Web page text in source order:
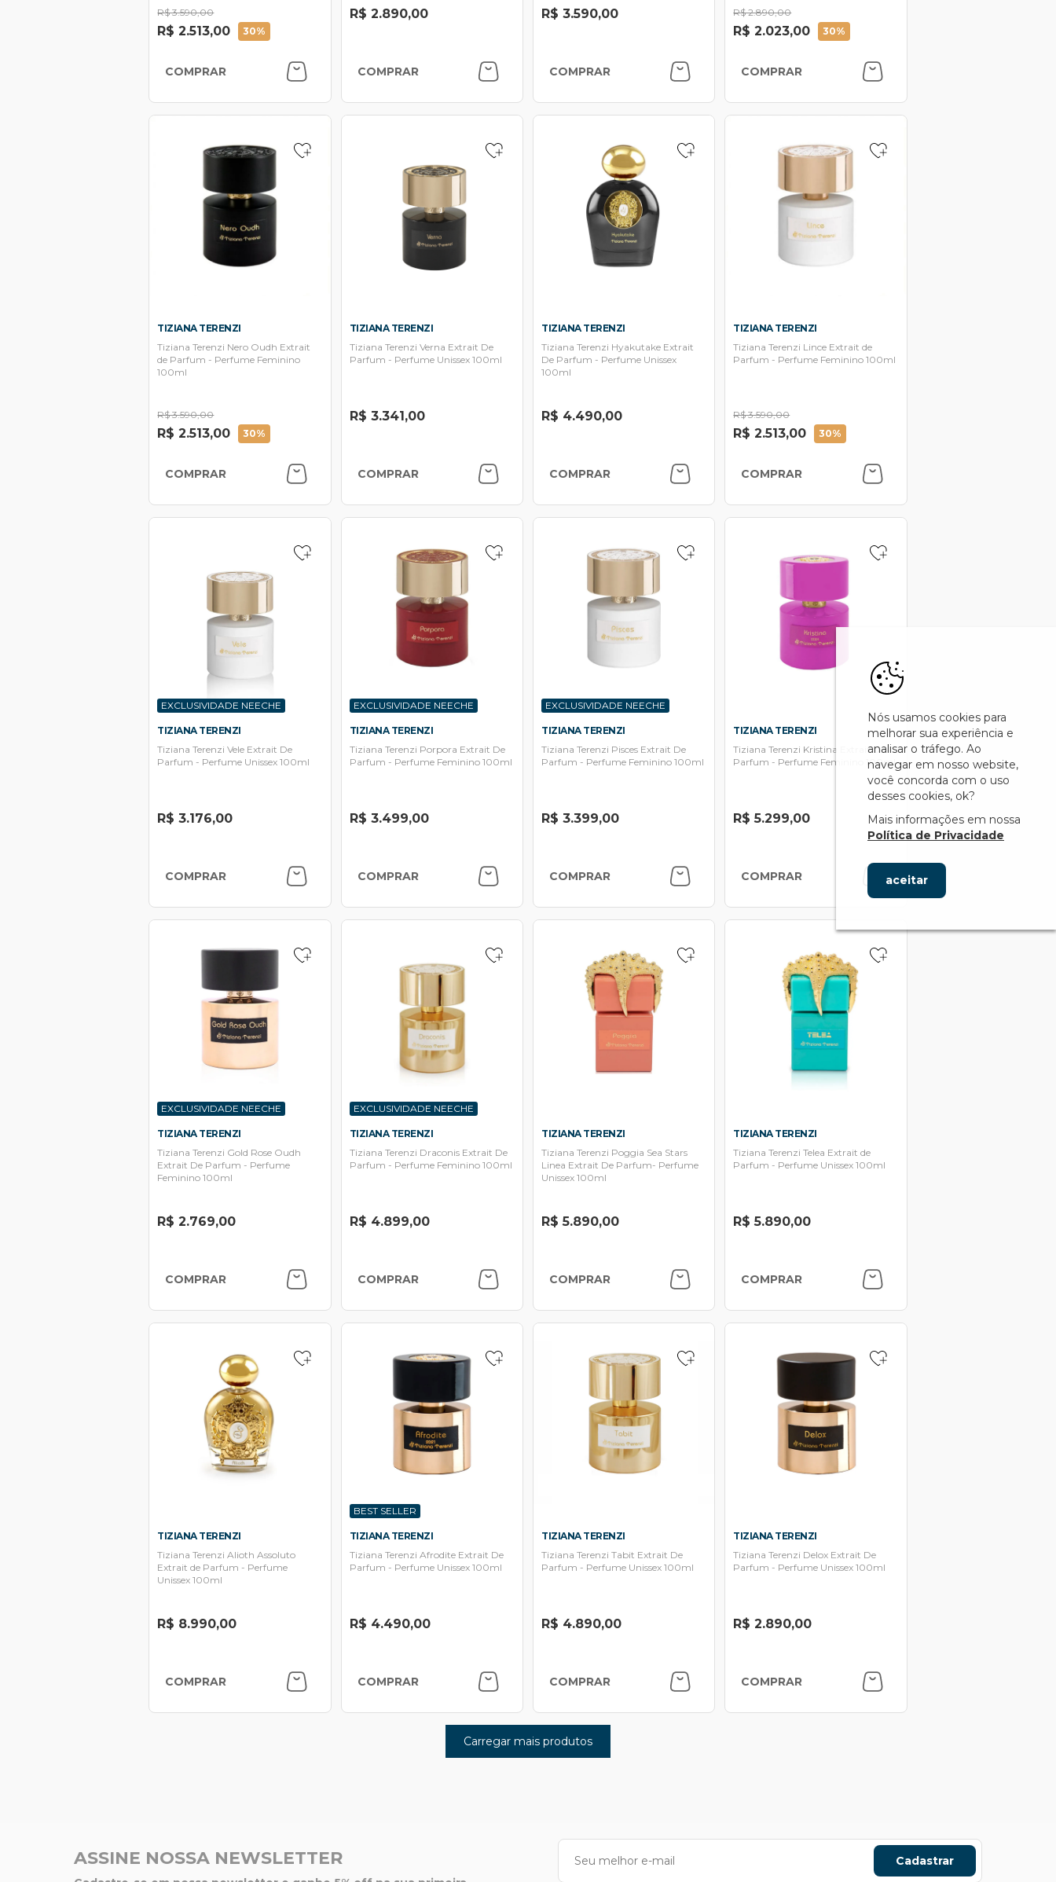
R$ 3.590,00
R$ 2.513,00 30%
COMPRAR
R$ 2.890,00
COMPRAR
R$ 3.590,00
COMPRAR
R$ 2.890,00
R$ 2.023,00 30%
COMPRAR
TIZIANA TERENZI
Tiziana Terenzi Nero Oudh Extrait
de Parfum - Perfume Feminino
100ml
R$ 3.590,00
R$ 2.513,00 30%
COMPRAR
TIZIANA TERENZI
Tiziana Terenzi Verna Extrait De
Parfum - Perfume Unissex 100ml
R$ 3.341,00
COMPRAR
TIZIANA TERENZI
Tiziana Terenzi Hyakutake Extrait
De Parfum - Perfume Unissex
100ml
R$ 4.490,00
COMPRAR
TIZIANA TERENZI
Tiziana Terenzi Lince Extrait de
Parfum - Perfume Feminino 100ml
R$ 3.590,00
R$ 2.513,00 30%
COMPRAR
EXCLUSIVIDADE NEECHE
TIZIANA TERENZI
Tiziana Terenzi Vele Extrait De
Parfum - Perfume Unissex 100ml
R$ 3.176,00
COMPRAR
EXCLUSIVIDADE NEECHE
TIZIANA TERENZI
Tiziana Terenzi Porpora Extrait De
Parfum - Perfume Feminino 100ml
R$ 3.499,00
COMPRAR
EXCLUSIVIDADE NEECHE
TIZIANA TERENZI
Tiziana Terenzi Pisces Extrait De
Parfum - Perfume Feminino 100ml
R$ 3.399,00
COMPRAR
TIZIANA TERENZI
Tiziana Terenzi Kristina Extrait De
Parfum - Perfume Feminino 100ml
R$ 5.299,00
COMPRAR
EXCLUSIVIDADE NEECHE
TIZIANA TERENZI
Tiziana Terenzi Gold Rose Oudh
Extrait De Parfum - Perfume
Feminino 100ml
R$ 2.769,00
COMPRAR
EXCLUSIVIDADE NEECHE
TIZIANA TERENZI
Tiziana Terenzi Draconis Extrait De
Parfum - Perfume Feminino 100ml
R$ 4.899,00
COMPRAR
TIZIANA TERENZI
Tiziana Terenzi Poggia Sea Stars
Linea Extrait De Parfum- Perfume
Unissex 100ml
R$ 5.890,00
COMPRAR
TIZIANA TERENZI
Tiziana Terenzi Telea Extrait de
Parfum - Perfume Unissex 100ml
R$ 5.890,00
COMPRAR
TIZIANA TERENZI
Tiziana Terenzi Alioth Assoluto
Extrait de Parfum - Perfume
Unissex 100ml
R$ 8.990,00
COMPRAR
BEST SELLER
TIZIANA TERENZI
Tiziana Terenzi Afrodite Extrait De
Parfum - Perfume Unissex 100ml
R$ 4.490,00
COMPRAR
TIZIANA TERENZI
Tiziana Terenzi Tabit Extrait De
Parfum - Perfume Unissex 100ml
R$ 4.890,00
COMPRAR
TIZIANA TERENZI
Tiziana Terenzi Delox Extrait De
Parfum - Perfume Unissex 100ml
R$ 2.890,00
COMPRAR
Carregar mais produtos
ASSINE NOSSA NEWSLETTER Cadastrar
Nós usamos cookies para
melhorar sua experiência e
analisar o tráfego. Ao
navegar em nosso website,
você concorda com o uso
desses cookies, ok?
Mais informações em nossa
Política de Privacidade
aceitar